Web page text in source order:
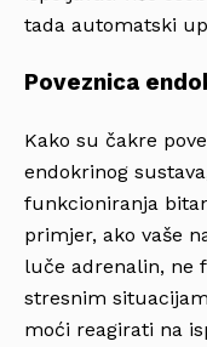
tada automatski
Poveznica
Kako su čakre
endokrinog
funkcioniranja
primjer, ako vaše
luče adrenalin, ne
stresnim
moći reagirati na